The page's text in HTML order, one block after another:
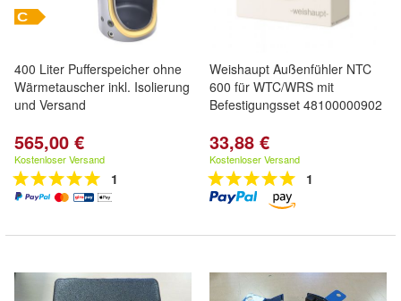
400 Liter Pufferspeicher ohne
Wärmetauscher inkl. Isolierung
und Versand
565,00 €
Kostenloser Versand
1
Weishaupt Außenfühler NTC
600 für WTC/WRS mit
Befestigungsset 48100000902
33,88 €
Kostenloser Versand
1